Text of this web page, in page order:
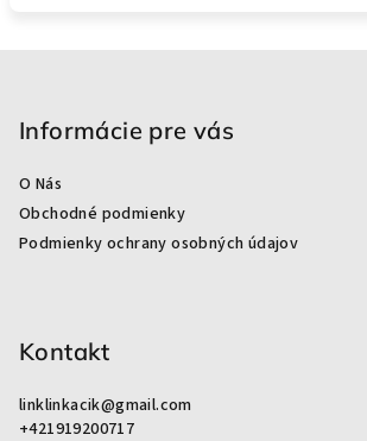
Informácie pre vás
O Nás
Obchodné podmienky
Podmienky ochrany osobných údajov
Kontakt
linklinkacik@gmail.com
+421919200717